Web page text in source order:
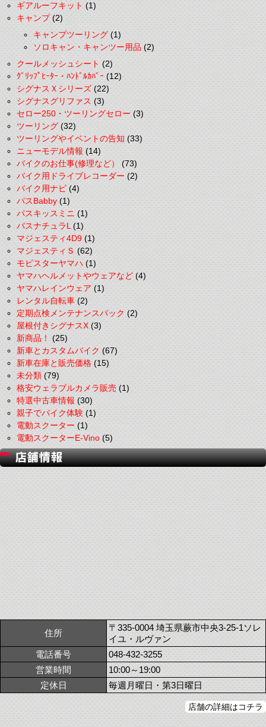
ギアルーフキット(1)
キャンプ(2)
キャンプツーリング(1)
ソロキャン・キャンツー用品(2)
クールメッシュシート(2)
ｸﾞﾘｯﾌﾟﾋｰﾀｰ・ﾊﾝﾄﾞﾙｶﾊﾞｰ(12)
シグナスＸシリーズ(22)
シグナスグリファス(3)
セロー250・ツーリングセロー(3)
ツーリング(32)
ツーリングやイベントの告知(33)
ニューモデル情報(14)
バイクのお仕事(修理など）(73)
バイク用ドライブレコーダー(2)
バイク用ナビ(4)
パスBabby(1)
パスキッスミニ(1)
パスナチュラL(1)
マジェスティ4D9(1)
マジェスティＳ(62)
モビスターヤマハ(1)
ヤマハヘルメットやウェアなど(4)
ヤマハレインウェア(1)
レンタル自転車(2)
定期点検メンテナンスパック(2)
屋根付きシグナスX(3)
新商品！(25)
新車とカスタムバイク(67)
新車在庫と販売価格(15)
未分類(79)
格安ウェラブルカメラ販売(1)
特選中古車情報(30)
親子でバイク体験(1)
電動スクーター(1)
電動スクーターE-Vino(5)
住所
〒335-0004 埼玉県蕨市中央3-25-1ソレ
イユ・ルヴァン
電話番号
048-432-3255
営業時間
10:00～19:00
定休日
毎週月曜日・第3日曜日
店舗の詳細はコチラ